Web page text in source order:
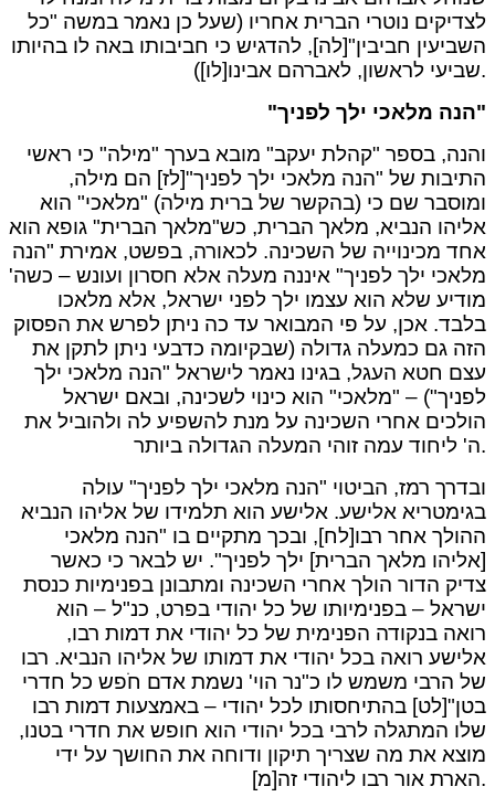
לצדיקים נוטרי הברית אחריו (שעל כן נאמר במשה "כל
השביעין חביבין"[לה], להדגיש כי חביבותו באה לו בהיותו
שביעי לראשון, לאברהם אבינו[לו]).
"הנה מלאכי ילך לפניך"
והנה, בספר "קהלת יעקב" מובא בערך "מילה" כי ראשי
התיבות של "הנה מלאכי ילך לפניך"[לז] הם מילה,
ומוסבר שם כי (בהקשר של ברית מילה) "מלאכי" הוא
אליהו הנביא, מלאך הברית, כש"מלאך הברית" גופא הוא
אחד מכינוייה של השכינה. לכאורה, בפשט, אמירת "הנה
מלאכי ילך לפניך" איננה מעלה אלא חסרון ועונש – כשה'
מודיע שלא הוא עצמו ילך לפני ישראל, אלא מלאכו
בלבד. אכן, על פי המבואר עד כה ניתן לפרש את הפסוק
הזה גם כמעלה גדולה (שבקיומה כדבעי ניתן לתקן את
עצם חטא העגל, בגינו נאמר לישראל "הנה מלאכי ילך
לפניך") – "מלאכי" הוא כינוי לשכינה, ובאם ישראל
הולכים אחרי השכינה על מנת להשפיע לה ולהוביל את
ה' ליחוד עמה זוהי המעלה הגדולה ביותר.
ובדרך רמז, הביטוי "הנה מלאכי ילך לפניך" עולה
בגימטריא אלישע. אלישע הוא תלמידו של אליהו הנביא
ההולך אחר רבו[לח], ובכך מתקיים בו "הנה מלאכי
[אליהו מלאך הברית] ילך לפניך". יש לבאר כי כאשר
צדיק הדור הולך אחרי השכינה ומתבונן בפנימיות כנסת
ישראל – בפנימיותו של כל יהודי בפרט, כנ"ל – הוא
רואה בנקודה הפנימית של כל יהודי את דמות רבו,
אלישע רואה בכל יהודי את דמותו של אליהו הנביא. רבו
של הרבי משמש לו כ"נר הוי' נשמת אדם חֹפש כל חדרי
בטן"[לט] בהתיחסותו לכל יהודי – באמצעות דמות רבו
שלו המתגלה לרבי בכל יהודי הוא חופש את חדרי בטנו,
מוצא את מה שצריך תיקון ודוחה את החושך על ידי
הארת אור רבו ליהודי זה[מ].